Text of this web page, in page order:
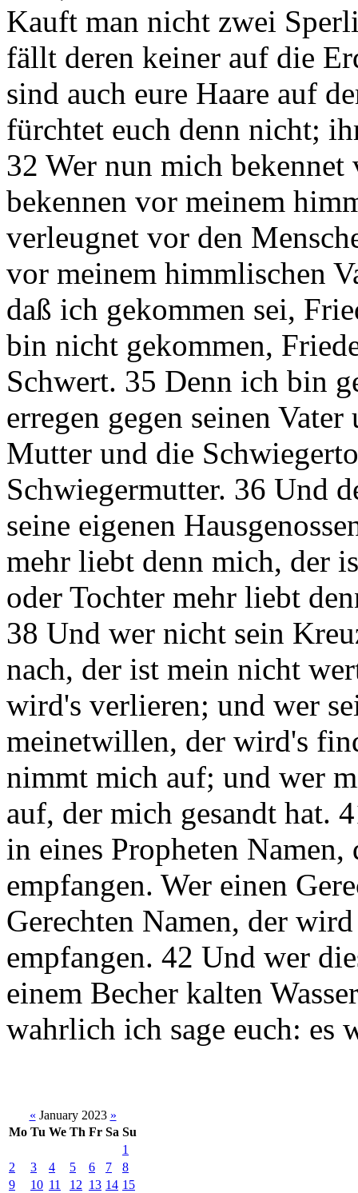
Kauft man nicht zwei
fällt deren keiner auf die
sind auch eure Haare auf
fürchtet euch denn nicht;
32 Wer nun mich
bekennen vor meinem
verleugnet vor den
vor meinem himmlischen
daß ich gekommen sei,
bin nicht gekommen,
Schwert. 35 Denn ich bin
erregen gegen seinen
Mutter und die
Schwiegermutter. 36 Und
seine eigenen
mehr liebt denn mich, der
oder Tochter mehr liebt
38 Und wer nicht sein
nach, der ist mein nicht
wird's verlieren; und wer
meinetwillen, der wird's
nimmt mich auf; und wer
auf, der mich gesandt hat.
in eines Propheten
empfangen. Wer einen
Gerechten Namen, der
empfangen. 42 Und wer
einem Becher kalten
wahrlich ich sage euch:
« January 2023 »
Mo Tu We Th Fr Sa Su
1
2
3 4 5 6 7
8
9
10 11 12 13 14 15